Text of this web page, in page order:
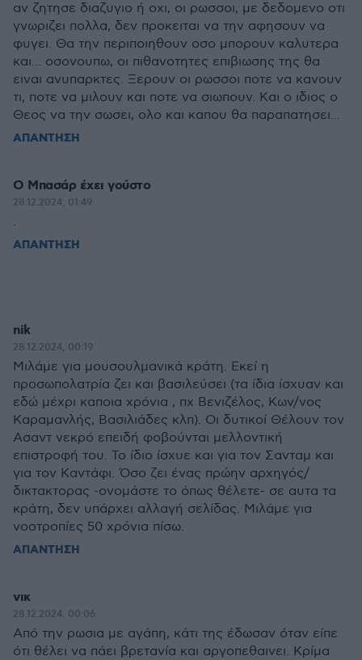
αν ζητησε διαζυγιο ή οχι, οι ρωσσοι, με δεδομενο οτι
γνωριζει πολλα, δεν προκειται να την αφησουν να
φυγει. Θα την περιποιηθουν οσο μπορουν καλυτερα
και... οσονουπω, οι πιθανοτητες επιβιωσης της θα
ειναι ανυπαρκτες. Ξερουν οι ρωσσοι ποτε να κανουν
τι, ποτε να μιλουν και ποτε να σιωπουν. Και ο ιδιος ο
Θεος να την σωσει, ολο και καπου θα παραπατησει...
ΑΠΑΝΤΗΣΗ
Ο Μπασάρ έχει γούστο
28.12.2024, 01:49
.
ΑΠΑΝΤΗΣΗ
nik
28.12.2024, 00:19
Μιλάμε για μουσουλμανικά κράτη. Εκεί η
προσωπολατρία ζει και βασιλεύσει (τα ίδια ίσχυαν και
εδώ μέχρι καποια χρόνια , πχ Βενιζέλος, Κων/νος
Καραμανλής, Βασιλιάδες κλπ). Οι δυτικοί Θέλουν τον
Ασαντ νεκρό επειδή φοβούνται μελλοντική
επιστροφή του. Το ίδιο ίσχυε και για τον Σανταμ και
για τον Καντάφι. Όσο ζει ένας πρώην αρχηγός/
δικτακτορας -ονομάστε το όπως θέλετε- σε αυτα τα
κράτη, δεν υπάρχει αλλαγή σελίδας. Μιλάμε για
νοοτροπίες 50 χρόνια πίσω.
ΑΠΑΝΤΗΣΗ
νικ
28.12.2024, 00:06
Από την ρωσια με αγάπη, κάτι της έδωσαν όταν είπε
ότι θέλει να πάει βρετανία και αργοπεθαινει. Κρίμα